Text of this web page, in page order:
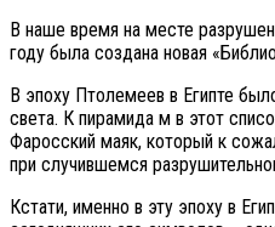
В наше время на месте
году была создана новая
В эпоху Птолемеев в Египте
света. К пирамида м в этот
Фаросский маяк, который к
при случившемся
Кстати, именно в эту эпоху в